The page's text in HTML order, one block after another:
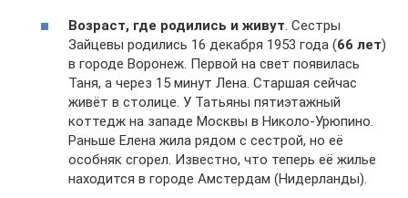
Возраст, где родились и живут . Сестры
Зайцевы родились 16 декабря 1953 года (66 лет)
в городе Воронеж. Первой на свет появилась
Таня, а через 15 минут Лена. Старшая сейчас
живёт в столице. У Татьяны пятиэтажный
коттедж на западе Москвы в Николо-Урюпино.
Раньше Елена жила рядом с сестрой, но её
особняк сгорел. Известно, что теперь её жилье
находится в городе Амстердам (Нидерланды).